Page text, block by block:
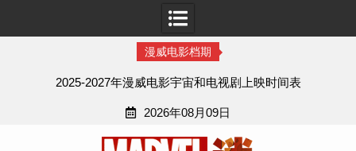
漫威电影档期
2025-2027年漫威电影宇宙和电视剧上映时间表
2026年08月09日